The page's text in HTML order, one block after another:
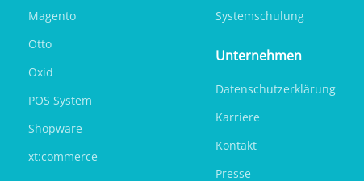
Magento
Otto
Oxid
POS System
Shopware
xt:commerce
Systemschulung
Unternehmen
Datenschutzerklärung
Karriere
Kontakt
Presse